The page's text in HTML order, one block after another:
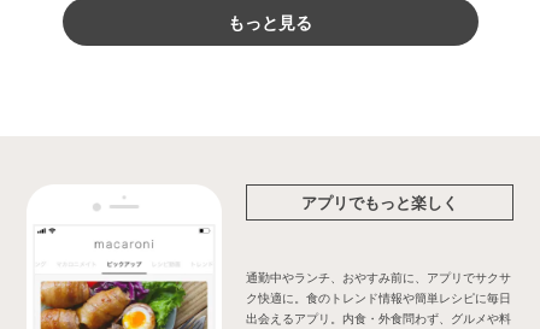
もっと見る
アプリでもっと楽しく
通勤中やランチ、おやすみ前に、アプリでサクサ
ク快適に。食のトレンド情報や簡単レシピに毎日
出会えるアプリ。内食・外食問わず、グルメや料